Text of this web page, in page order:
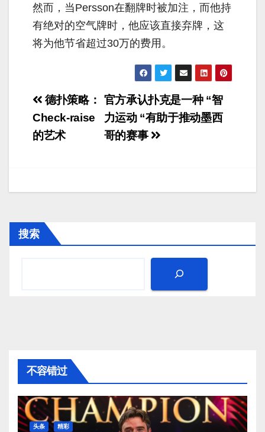
然而，当Persson在翻牌时被加注，而他持
有绝对的空气牌时，他应该直接弃牌，这
将为他节省超过30万的费用。
文
章
导
官方承认扑克是一种 “智
力运动 “有助于推动墨西
哥的赛事
德扑策略：
Check-raise
的艺术
搜索
不容错过
头条 精彩